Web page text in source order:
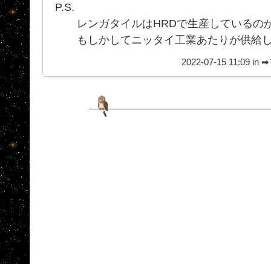
P.S.
レンガタイルはHRDで生産しているの
もしかしてニッタイ工業あたりが供給
2022-07-15 11:09 in ➡